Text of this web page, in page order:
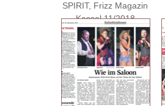
SPIRIT, Frizz Magazin
Kassel 11/2018